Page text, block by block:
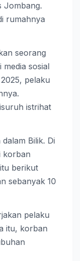
Jombang.
rumahnya
seorang
sosial
pelaku
istrihat
Bilik. Di
korban
berikut
sebanyak 10
pelaku
itu, korban